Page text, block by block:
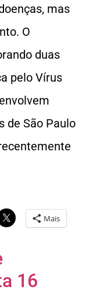
mas
O
duas
pelo Vírus
de São Paulo
Mais
16